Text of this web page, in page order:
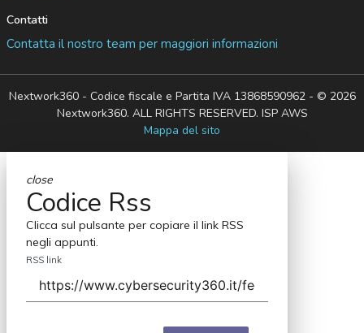
Contatti
Contatta il nostro team per maggiori informazioni
Nextwork360 - Codice fiscale e Partita IVA 13868590962 - © 2026
Nextwork360. ALL RIGHTS RESERVED. ISP AWS
Mappa del sito
close
Codice Rss
Clicca sul pulsante per copiare il link RSS
negli appunti.
RSS link